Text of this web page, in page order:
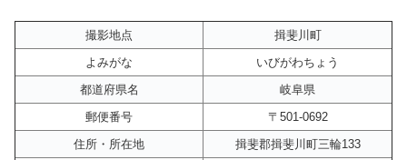
撮影地点
揖斐川町
よみがな
いびがわちょう
都道府県名
岐阜県
郵便番号
〒501-0692
住所・所在地
揖斐郡揖斐川町三輪133